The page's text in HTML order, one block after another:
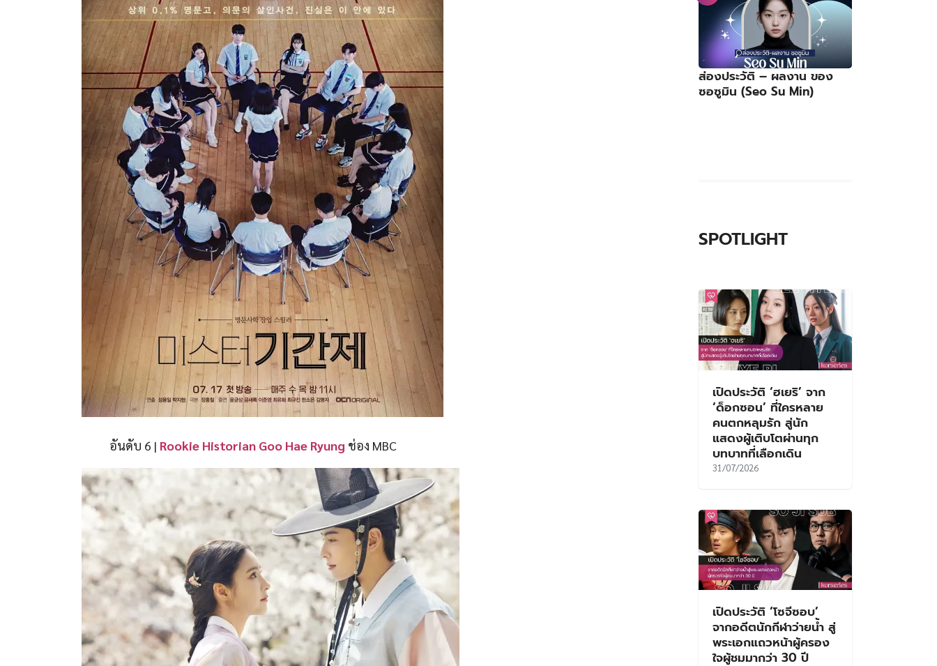
อันดับ 6 | Rookie Historian Goo Hae Ryung ช่อง MBC
ส่องประวัติ – ผลงาน ของ
ซอซูมิน (Seo Su Min)
SPOTLIGHT
เปิดประวัติ ‘ฮเยริ’ จาก
‘ด็อกซอน’ ที่ใครหลาย
คนตกหลุมรัก สู่นัก
แสดงผู้เติบโตผ่านทุก
บทบาทที่เลือกเดิน
31/07/2026
เปิดประวัติ ‘โซจีซอบ’
จากอดีตนักกีฬาว่ายน้ำ สู่
พระเอกแถวหน้าผู้ครอง
ใจผู้ชมมากว่า 30 ปี